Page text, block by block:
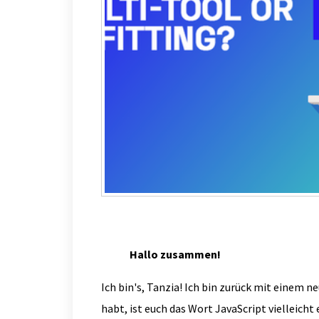
Hallo zusammen!
Ich bin's, Tanzia! Ich bin zurück mit einem
habt, ist euch das Wort JavaScript vielleicht